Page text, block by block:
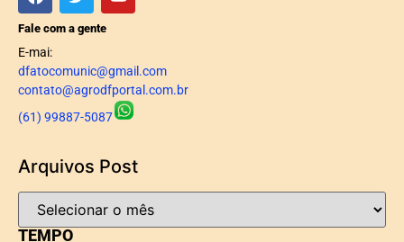
Fale com a gente
E-mai:
dfatocomunic@gmail.com
contato@agrodfportal.com.br
(61) 99887-5087
Arquivos Post
TEMPO